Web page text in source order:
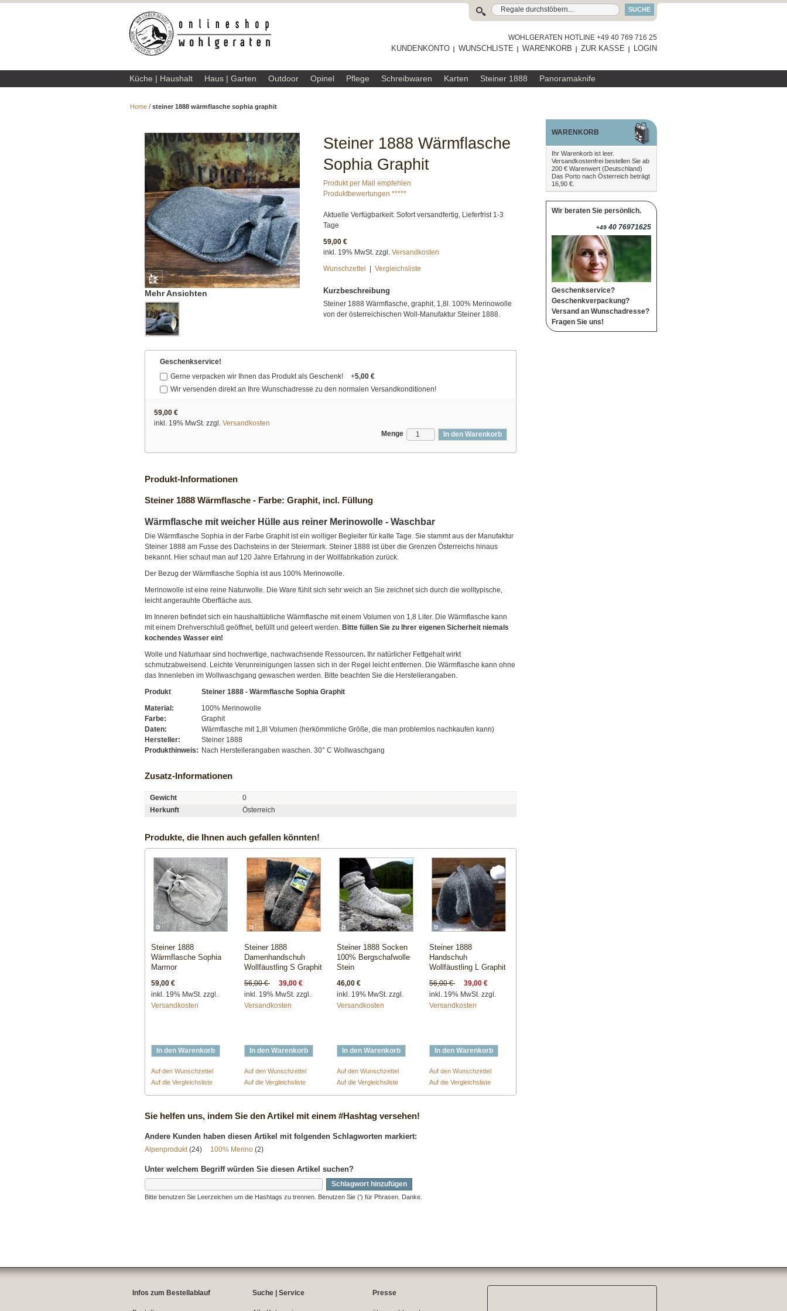
SUCHE
WOHLGERATEN HOTLINE +49 40 769 716 25
KUNDENKONTO WUNSCHLISTE WARENKORB ZUR KASSE LOGIN
Küche | Haushalt Haus | Garten Outdoor Opinel Pflege Schreibwaren Karten Steiner 1888 Panoramaknife
Home / steiner 1888 wärmflasche sophia graphit
Steiner 1888 Wärmflasche
Sophia Graphit
Produkt per Mail empfehlen
Produktbewertungen *****
Aktuelle Verfügbarkeit: Sofort versandfertig, Lieferfrist 1-3
Tage
59,00 €
inkl. 19% MwSt. zzgl. Versandkosten
Wunschzettel
Vergleichsliste
Kurzbeschreibung
Steiner 1888 Wärmflasche, graphit, 1,8l. 100% Merinowolle
von der österreichischen Woll-Manufaktur Steiner 1888.
Mehr Ansichten
Geschenkservice!
Gerne verpacken wir Ihnen das Produkt als Geschenk!
+5,00 €
Wir versenden direkt an Ihre Wunschadresse zu den normalen Versandkonditionen!
59,00 €
inkl. 19% MwSt. zzgl. Versandkosten
Menge
In den Warenkorb
Produkt-Informationen
Steiner 1888 Wärmflasche - Farbe: Graphit, incl. Füllung
Wärmflasche mit weicher Hülle aus reiner Merinowolle - Waschbar
Die Wärmflasche Sophia in der Farbe Graphit ist ein wolliger Begleiter für kalte Tage. Sie stammt aus der Manufaktur
Steiner 1888 am Fusse des Dachsteins in der Steiermark. Steiner 1888 ist über die Grenzen Österreichs hinaus
bekannt. Hier schaut man auf 120 Jahre Erfahrung in der Wollfabrikation zurück.
Der Bezug der Wärmflasche Sophia ist aus 100% Merinowolle.
Merinowolle ist eine reine Naturwolle. Die Ware fühlt sich sehr weich an Sie zeichnet sich durch die wolltypische,
leicht angerauhte Oberfläche aus.
Im Inneren befindet sich ein haushaltübliche Wärmflasche mit einem Volumen von 1,8 Liter. Die Wärmflasche kann
mit einem Drehverschluß geöffnet, befüllt und geleert werden. Bitte füllen Sie zu Ihrer eigenen Sicherheit niemals
kochendes Wasser ein!
Wolle und Naturhaar sind hochwertige, nachwachsende Ressourcen. Ihr natürlicher Fettgehalt wirkt
schmutzabweisend. Leichte Verunreinigungen lassen sich in der Regel leicht entfernen. Die Wärmflasche kann ohne
das Innenleben im Wollwaschgang gewaschen werden. Bitte beachten Sie die Herstellerangaben.
Produkt
Steiner 1888 - Wärmflasche Sophia Graphit
Material:
100% Merinowolle
Farbe:
Graphit
Daten:
Wärmflasche mit 1,8l Volumen (herkömmliche Größe, die man problemlos nachkaufen kann)
Hersteller:
Steiner 1888
Produkthinweis: Nach Herstellerangaben waschen. 30° C Wollwaschgang
Zusatz-Informationen
Gewicht
0
Herkunft
Österreich
Produkte, die Ihnen auch gefallen könnten!
Steiner 1888
Wärmflasche Sophia
Marmor
59,00 €
inkl. 19% MwSt. zzgl.
Versandkosten
In den Warenkorb
Auf den Wunschzettel
Auf die Vergleichsliste
Steiner 1888
Damenhandschuh
Wollfäustling S Graphit
56,00 €
39,00 €
inkl. 19% MwSt. zzgl.
Versandkosten
In den Warenkorb
Auf den Wunschzettel
Auf die Vergleichsliste
Steiner 1888 Socken
100% Bergschafwolle
Stein
46,00 €
inkl. 19% MwSt. zzgl.
Versandkosten
In den Warenkorb
Auf den Wunschzettel
Auf die Vergleichsliste
Steiner 1888
Handschuh
Wollfäustling L Graphit
56,00 €
39,00 €
inkl. 19% MwSt. zzgl.
Versandkosten
In den Warenkorb
Auf den Wunschzettel
Auf die Vergleichsliste
Sie helfen uns, indem Sie den Artikel mit einem #Hashtag versehen!
Andere Kunden haben diesen Artikel mit folgenden Schlagworten markiert:
Alpenprodukt(24) 100% Merino (2)
Unter welchem Begriff würden Sie diesen Artikel suchen?
Schlagwort hinzufügen
Bitte benutzen Sie Leerzeichen um die Hashtags zu trennen. Benutzen Sie (') für Phrasen. Danke.
WARENKORB
Ihr Warenkorb ist leer.
Versandkostenfrei bestellen Sie ab
200 € Warenwert (Deutschland)
Das Porto nach Österreich beträgt
16,90 €.
Wir beraten Sie persönlich.
+49 40 76971625
Geschenkservice?
Geschenkverpackung?
Versand an Wunschadresse?
Fragen Sie uns!
Infos zum Bestellablauf Suche | Service Presse